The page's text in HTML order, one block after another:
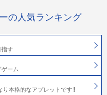
の人気ランキング
す
ーム
り本格的なアプレットです!!